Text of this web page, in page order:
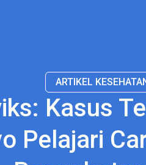
ARTIKEL
Kasus
Pelajari